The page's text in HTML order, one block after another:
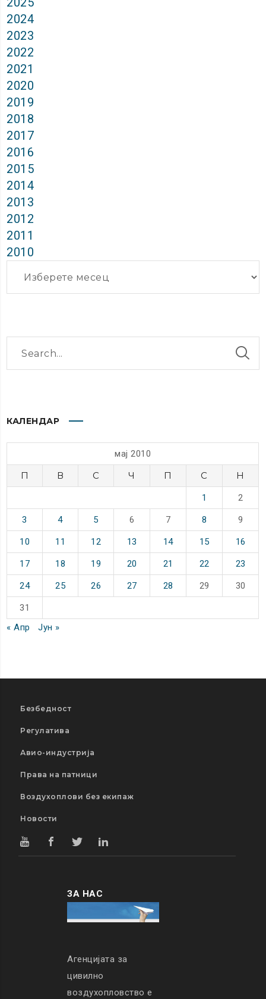
2024
2023
2022
2021
2020
2019
2018
2017
2016
2015
2014
2013
2012
2011
2010
КАЛЕНДАР
мај 2010
П В С Ч П С Н
1 2
3 4 5 6 7 8 9
10 11 12 13 14 15 16
17 18 19 20 21 22 23
24 25 26 27 28 29 30
31
« Апр
Јун »
Безбедност
Регулатива
Авио-индустрија
Права на патници
Воздухоплови без екипаж
Новости
ЗА НАС
Агенцијата за
цивилно
воздухопловство е